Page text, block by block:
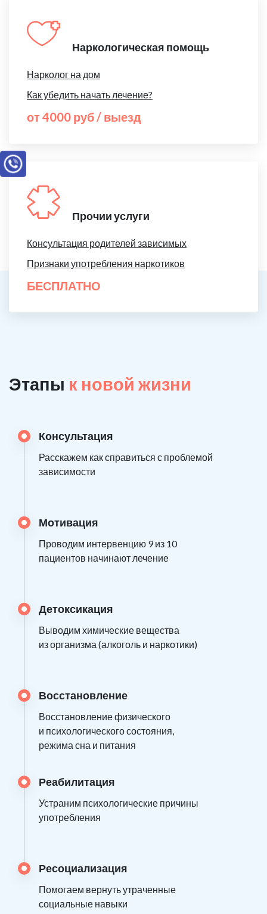
Наркологическая помощь
Нарколог на дом
Как убедить начать лечение?
от 4000 руб / выезд
Прочии услуги
Консультация родителей зависимых
Признаки употребления наркотиков
БЕСПЛАТНО
Этапы к новой жизни
Консультация
Расскажем как справиться с проблемой
зависимости
Мотивация
Проводим интервенцию 9 из 10
пациентов начинают лечение
Детоксикация
Выводим химические вещества
из организма (алкоголь и наркотики)
Восстановление
Восстановление физического
и психологического состояния,
режима сна и питания
Реабилитация
Устраним психологические причины
употребления
Ресоциализация
Помогаем вернуть утраченные
социальные навыки